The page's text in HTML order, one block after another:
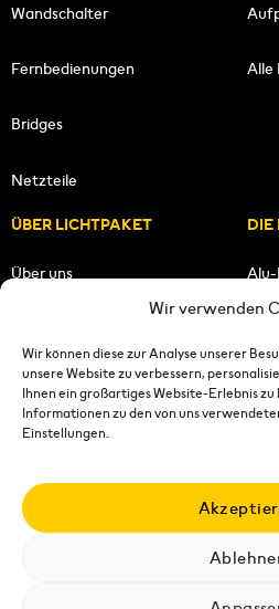
Wir verwenden
Wir können diese zur Analyse unserer
unsere Website zu verbessern,
Ihnen ein großartiges Website-Erlebnis
Informationen zu den von uns
Einstellungen.
Wandschalter
Fernbedienungen
Bridges
Netzteile
Alle
ÜBER LICHTPAKET
Über uns
Unser Team
DIE
Datenschutzerklärung|